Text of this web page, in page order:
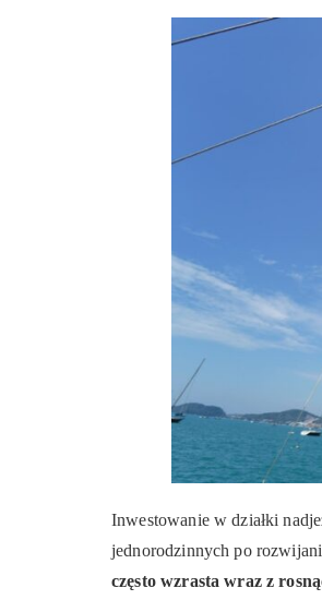
Inwestowanie w działki
jednorodzinnych po
często wzrasta wraz z